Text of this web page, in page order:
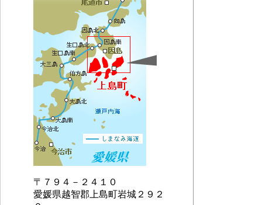
〒７９４－２４１０
愛媛県越智郡上島町岩城２９２